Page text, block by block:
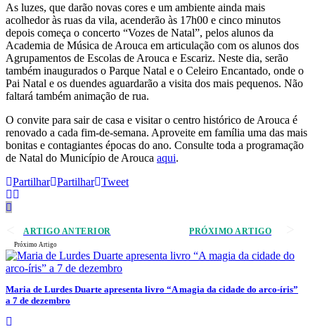
As luzes, que darão novas cores e um ambiente ainda mais
acolhedor às ruas da vila, acenderão às 17h00 e cinco minutos
depois começa o concerto “Vozes de Natal”, pelos alunos da
Academia de Música de Arouca em articulação com os alunos dos
Agrupamentos de Escolas de Arouca e Escariz. Neste dia, serão
também inaugurados o Parque Natal e o Celeiro Encantado, onde o
Pai Natal e os duendes aguardarão a visita dos mais pequenos. Não
faltará também animação de rua.
O convite para sair de casa e visitar o centro histórico de Arouca é
renovado a cada fim-de-semana. Aproveite em família uma das mais
bonitas e contagiantes épocas do ano. Consulte toda a programação
de Natal do Município de Arouca aqui.
Partilhar Partilhar Tweet
ARTIGO ANTERIOR PRÓXIMO ARTIGO
Próximo Artigo
Maria de Lurdes Duarte apresenta livro “A magia da cidade do arco-íris”
a 7 de dezembro